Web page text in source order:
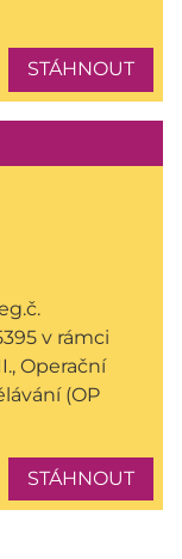
STÁHNOUT
v rámci
Operační
(OP
STÁHNOUT